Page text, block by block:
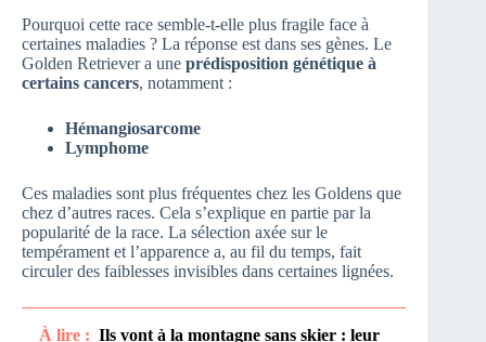
Pourquoi cette race semble-t-elle plus fragile face à
certaines maladies ? La réponse est dans ses gènes. Le
Golden Retriever a une prédisposition génétique à
certains cancers, notamment :
Hémangiosarcome
Lymphome
Ces maladies sont plus fréquentes chez les Goldens que
chez d’autres races. Cela s’explique en partie par la
popularité de la race. La sélection axée sur le
tempérament et l’apparence a, au fil du temps, fait
circuler des faiblesses invisibles dans certaines lignées.
À lire : Ils vont à la montagne sans skier : leur